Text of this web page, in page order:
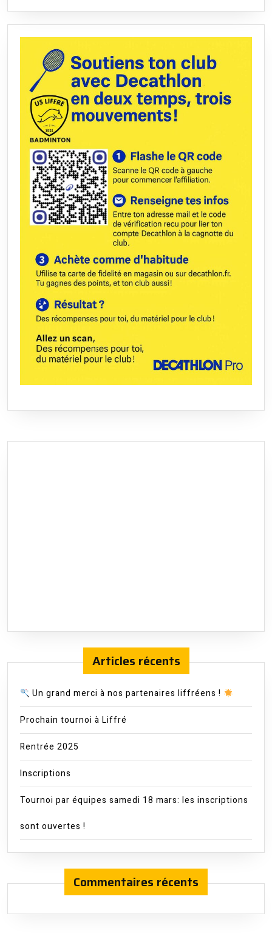
Articles récents
Un grand merci à nos partenaires liffréens !
Prochain tournoi à Liffré
Rentrée 2025
Inscriptions
Tournoi par équipes samedi 18 mars: les inscriptions
sont ouvertes !
Commentaires récents